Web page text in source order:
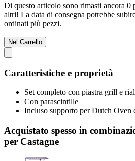
Di questo articolo sono rimasti ancora 0
altri! La data di consegna potrebbe
ordinati più pezzi.
Nel Carrello
Caratteristiche e proprietà
Set completo con piastra grill e
Con parascintille
Incluso supporto per Dutch Oven
Acquistato spesso in
per Castagne